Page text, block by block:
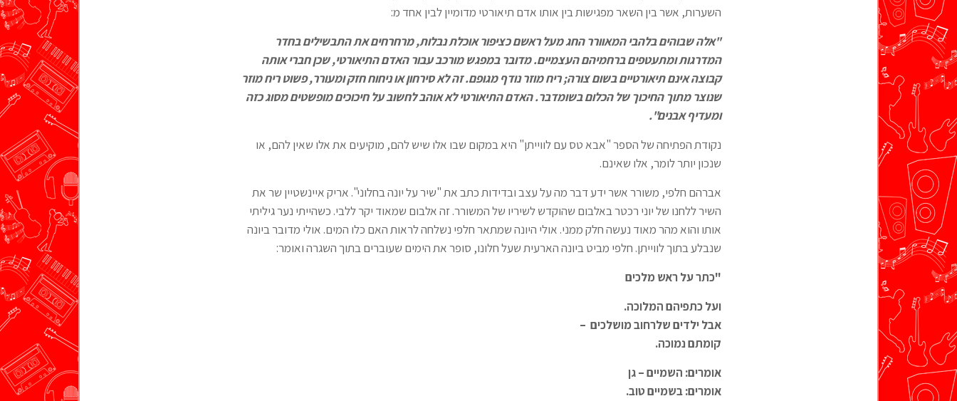
השערות, אשר בין השאר מפגישות בין אותו אדם תיאורטי מדומיין לבין אחד מ:
"אלה שבוהים בלהבי המאוורר החג מעל ראשם כציפור אוכלת נבלות, מרחרחים את התבשילים בחדר
המדרגות ומתעטפים ברחמיהם העצמיים. מדובר במפגש מורכב עבור האדם התיאורטי, שכן חברי אותה
קבוצה אינם תיאורטיים בשום צורה; ריח מוזר נודף מגופם. זה לא סירחון או ניחוח חזק ומעורר, פשוט ריח מוזר
שנוצר מתוך החיכוך של הכלום בשומדבר. האדם התיאורטי לא אוהב לחשוב על חיכוכים מופשטים מסוג כזה
ומעדיף אבנים".
נקודת הפתיחה של הספר "אבא טס עם לווייתן" היא במקום שבו אלו שיש להם, מוקיעים את אלו שאין להם, או
שנכון יותר לומר, אלו שאינם.
אברהם חלפי, משורר אשר ידע דבר מה על עצב ובדידות כתב את "שיר על יונה בחלוני". אריק איינשטיין שר את
השיר ללחנו של יוני רכטר באלבום שהוקדש לשיריו של המשורר. זה אלבום שמאוד יקר ללבי. כשהייתי נער גיליתי
אותו והוא מהר מאוד נעשה חלק ממני. אולי היונה שמתאר חלפי נשלחה לראות האם כלו המים. אולי מדובר ביונה
שנבלע בתוך לווייתן. חלפי מביט ביונה הארעית שעל חלונו, סופר את הימים שעוברים בתוך השגרה ואומר:
"כתר על ראש מלכים
ועל כתפיהם המלוכה.
אבל ילדים שלרחוב מושלכים –
קומתם נמוכה.
אומרים: השמיים – גן
אומרים: בשמיים טוב.